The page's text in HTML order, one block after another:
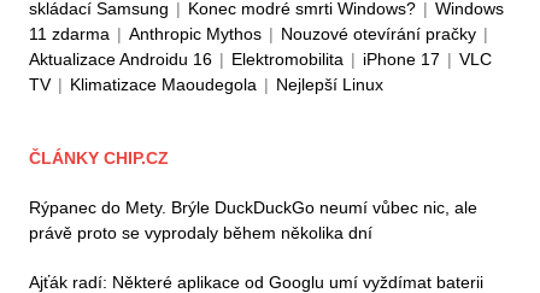
skládací Samsung | Konec modré smrti Windows? | Windows
11 zdarma | Anthropic Mythos | Nouzové otevírání pračky |
Aktualizace Androidu 16 | Elektromobilita | iPhone 17 | VLC
TV | Klimatizace Maoudegola | Nejlepší Linux
ČLÁNKY CHIP.CZ
Rýpanec do Mety. Brýle DuckDuckGo neumí vůbec nic, ale
právě proto se vyprodaly během několika dní
Ajťák radí: Některé aplikace od Googlu umí vyždímat baterii